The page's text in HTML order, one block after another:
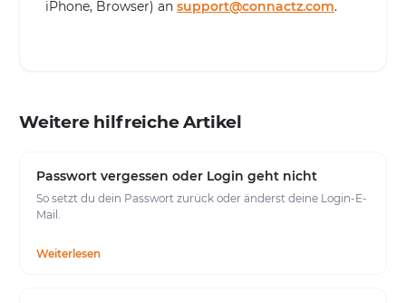
iPhone, Browser) an support@connactz.com.
Weitere hilfreiche Artikel
Passwort vergessen oder Login geht nicht
So setzt du dein Passwort zurück oder änderst deine Login-E-
Mail.
Weiterlesen